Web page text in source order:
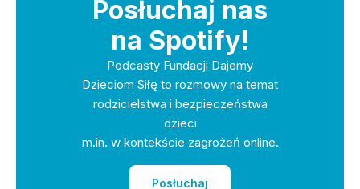
Posłuchaj nas
na Spotify!
Podcasty Fundacji Dajemy
Dzieciom Siłę to rozmowy na temat
rodzicielstwa i bezpieczeństwa
dzieci
m.in. w kontekście zagrożeń online.
Posłuchaj